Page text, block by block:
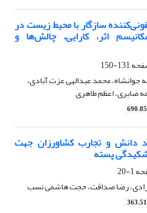
سازگار با محیط زیست در
اثر، کارایی، چالش‌ها و
131-150
جوانشاه، محمد عبدالهی عزت آبادی،
صابری، اعظم طاهری
دانش و تجارب کشاورزان جهت
پسته
1-20
رضا صداقت، حجت هاشمی نسب